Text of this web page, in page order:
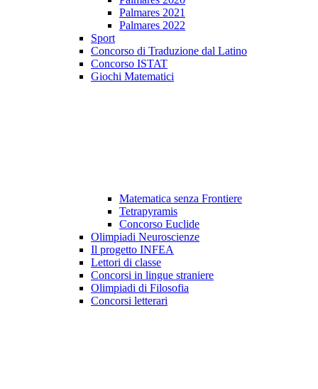
Palmares 2021
Palmares 2022
Sport
Concorso di Traduzione dal Latino
Concorso ISTAT
Giochi Matematici
Matematica senza Frontiere
Tetrapyramis
Concorso Euclide
Olimpiadi Neuroscienze
Il progetto INFEA
Lettori di classe
Concorsi in lingue straniere
Olimpiadi di Filosofia
Concorsi letterari